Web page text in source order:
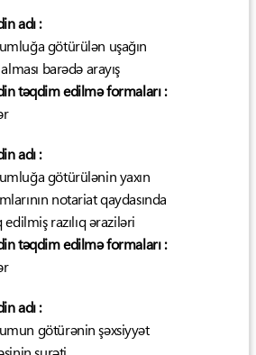
adı :
götürülən uşağın
barədə arayış
təqdim edilmə formaları :
adı :
götürülənin yaxın
notariat qaydasında
edilmiş razılıq əraziləri
təqdim edilmə formaları :
adı :
götürənin şəxsiyyət